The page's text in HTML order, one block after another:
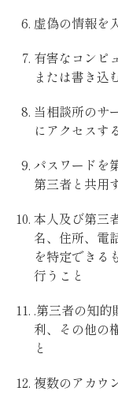
虚偽の情報を
有害なコンピ
または書き込
当相談所のサ
にアクセスす
パスワードを
第三者と共用
本人及び第三
名、住所、電
を特定できる
行うこと
.第三者の知的
利、その他の
と
複数のアカウ